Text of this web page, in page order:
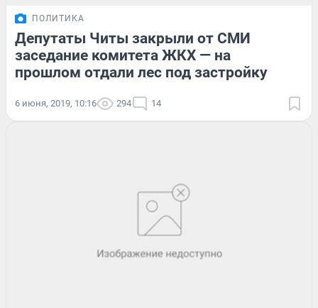
ПОЛИТИКА
Депутаты Читы закрыли от СМИ
заседание комитета ЖКХ — на
прошлом отдали лес под застройку
6 июня, 2019, 10:16 294 14